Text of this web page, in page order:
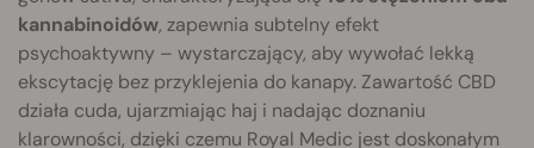
kannabinoidów, zapewnia subtelny efekt
psychoaktywny – wystarczający, aby wywołać lekką
ekscytację bez przyklejenia do kanapy. Zawartość CBD
działa cuda, ujarzmiając haj i nadając doznaniu
klarowności, dzięki czemu Royal Medic jest doskonałym